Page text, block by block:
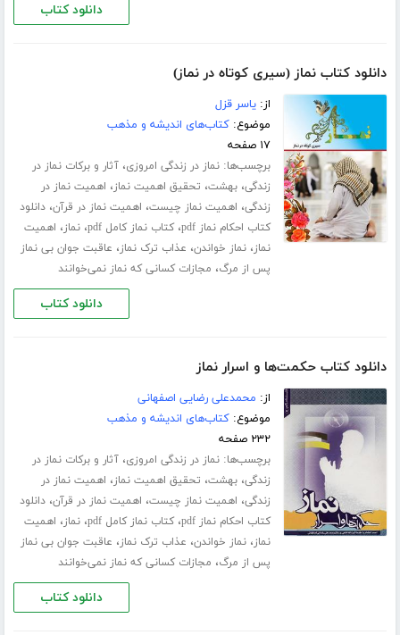
دانلود کتاب
دانلود کتاب نماز (سیری کوتاه در نماز)
از:یاسر قزل
موضوع:کتاب‌های اندیشه و مذهب
۱۷ صفحه
برچسب‌ها:نماز در زندگی امروزی،آثار و برکات نماز در
زندگی،بهشت، تحقیق اهمیت نماز، اهمیت نماز در
زندگی، اهمیت نماز چیست، اهمیت نماز در قرآن،دانلود
کتاب احکام نماز pdf
،کتاب نماز کامل pdf ،نماز، اهمیت
نماز،نماز خواندن، عذاب ترک نماز، عاقبت جوان بی نماز
پس از مرگ، مجازات کسانی که نماز نمی‌خوانند
دانلود کتاب
دانلود کتاب حکمت‌ها و اسرار نماز
از: محمدعلی رضایی اصفهانی
موضوع:کتاب‌های اندیشه و مذهب
۲۳۲ صفحه
برچسب‌ها:نماز در زندگی امروزی،آثار و برکات نماز در
زندگی،بهشت، تحقیق اهمیت نماز، اهمیت نماز در
زندگی، اهمیت نماز چیست، اهمیت نماز در قرآن،دانلود
کتاب احکام نماز pdf
،کتاب نماز کامل pdf ،نماز، اهمیت
نماز،نماز خواندن، عذاب ترک نماز، عاقبت جوان بی نماز
پس از مرگ، مجازات کسانی که نماز نمی‌خوانند
دانلود کتاب